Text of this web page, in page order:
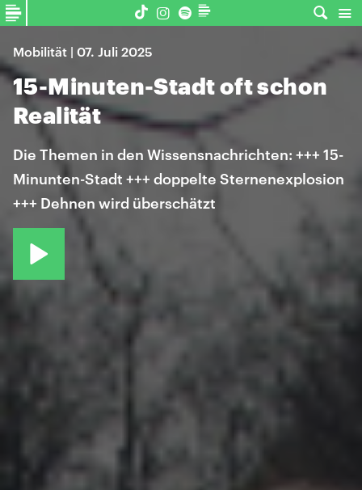
Mobilität | 07. Juli 2025
15-Minuten-Stadt oft schon
Realität
Die Themen in den Wissensnachrichten: +++ 15-
Minunten-Stadt +++ doppelte Sternenexplosion
+++ Dehnen wird überschätzt